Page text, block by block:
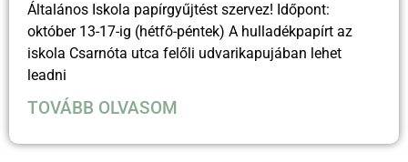
Általános Iskola papírgyűjtést szervez! Időpont:
október 13-17-ig (hétfő-péntek) A hulladékpapírt az
iskola Csarnóta utca felőli udvarikapujában lehet
leadni
TOVÁBB OLVASOM